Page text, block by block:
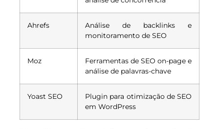
Ahrefs
Análise de backlinks e
monitoramento de SEO
Moz
Ferramentas de SEO on-page e
análise de palavras-chave
Yoast SEO
Plugin para otimização de SEO
em WordPress